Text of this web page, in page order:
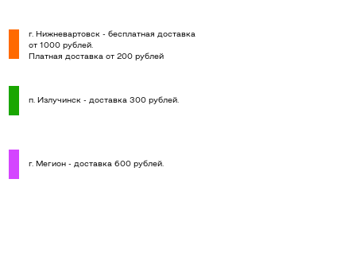
г. Мегион - доставка 600 рублей.
п. Излучинск - доставка 300 рублей.
г. Нижневартовск - бесплатная доставка
от 1000 рублей.
Платная доставка от 200 рублей